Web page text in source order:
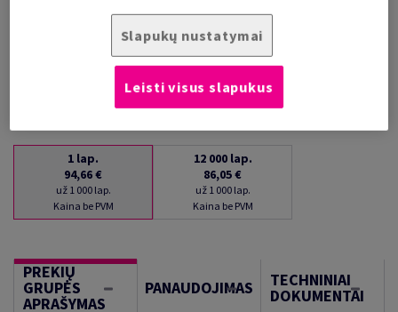
1 lap.
94,66 €
už 1 000 lap.
Kaina be PVM
12 000 lap.
86,05 €
už 1 000 lap.
Kaina be PVM
PREKIŲ
GRUPĖS
APRAŠYMAS
PANAUDOJIMAS TECHNINIAI
DOKUMENTAI
Slapukų nustatymai
Leisti visus slapukus